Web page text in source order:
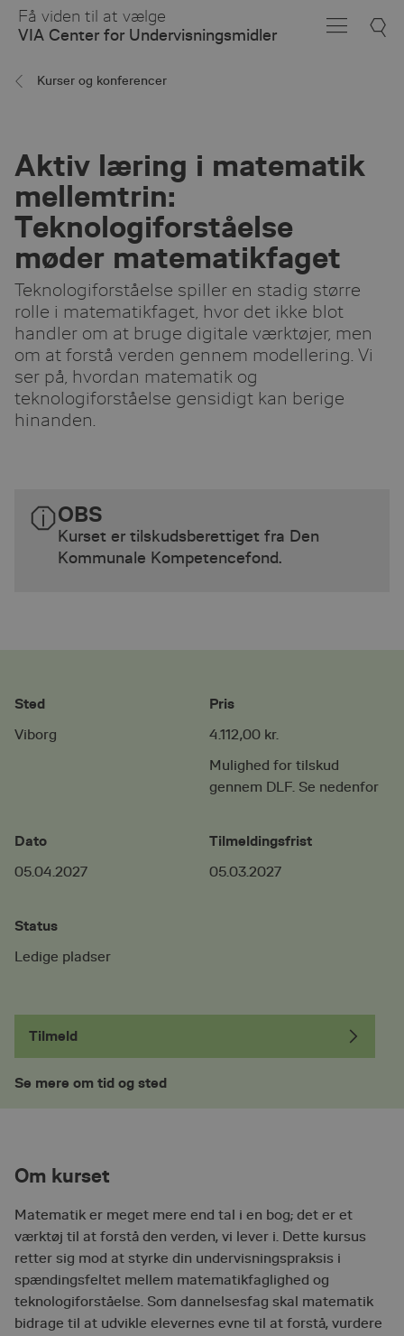
Skip
Main
Få viden til at vælge
VIA Center for Undervisningsmidler
Kurser og konferencer
Aktiv læring i matematik
mellemtrin:
Teknologiforståelse
møder matematikfaget
Teknologiforståelse spiller en stadig større
rolle i matematikfaget, hvor det ikke blot
handler om at bruge digitale værktøjer, men
om at forstå verden gennem modellering. Vi
ser på, hvordan matematik og
teknologiforståelse gensidigt kan berige
hinanden.
OBS
Kurset er tilskudsberettiget fra Den
Kommunale Kompetencefond.
Sted
Viborg
Pris
4.112,00 kr.
Mulighed for tilskud
gennem DLF. Se nedenfor
Dato
05.04.2027
Tilmeldingsfrist
05.03.2027
Status
Ledige pladser
Tilmeld
Se mere om tid og sted
Om kurset
Matematik er meget mere end tal i en bog; det er et
værktøj til at forstå den verden, vi lever i. Dette kursus
retter sig mod at styrke din undervisningspraksis i
spændingsfeltet mellem matematikfaglighed og
teknologiforståelse. Som dannelsesfag skal matematik
bidrage til at udvikle elevernes evne til at forstå, vurdere